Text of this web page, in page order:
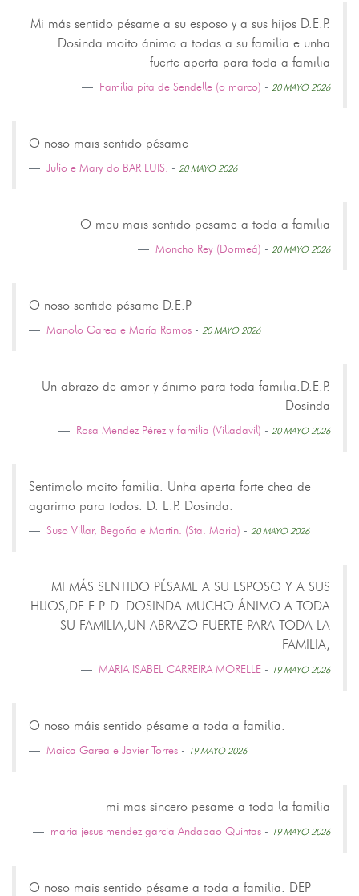
Mi más sentido pésame a su esposo y a sus hijos D.E.P.
Dosinda moito ánimo a todas a su familia e unha
fuerte aperta para toda a familia
Familia pita de Sendelle (o marco) - 20 MAYO 2026
O noso mais sentido pésame
Julio e Mary do BAR LUIS. - 20 MAYO 2026
O meu mais sentido pesame a toda a familia
Moncho Rey (Dormeá) - 20 MAYO 2026
O noso sentido pésame D.E.P
Manolo Garea e María Ramos - 20 MAYO 2026
Un abrazo de amor y ánimo para toda familia.D.E.P.
Dosinda
Rosa Mendez Pérez y familia (Villadavil) - 20 MAYO 2026
Sentimolo moito familia. Unha aperta forte chea de
agarimo para todos. D. E.P. Dosinda.
Suso Villar, Begoña e Martin. (Sta. Maria) - 20 MAYO 2026
MI MÁS SENTIDO PÉSAME A SU ESPOSO Y A SUS
HIJOS,DE E.P. D. DOSINDA MUCHO ÁNIMO A TODA
SU FAMILIA,UN ABRAZO FUERTE PARA TODA LA
FAMILIA,
MARIA ISABEL CARREIRA MORELLE - 19 MAYO 2026
O noso máis sentido pésame a toda a familia.
Maica Garea e Javier Torres - 19 MAYO 2026
mi mas sincero pesame a toda la familia
maria jesus mendez garcia Andabao Quintas - 19 MAYO 2026
O noso mais sentido pésame a toda a familia. DEP